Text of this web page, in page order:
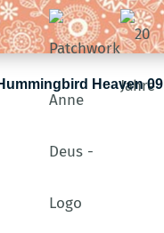
Heaven 09